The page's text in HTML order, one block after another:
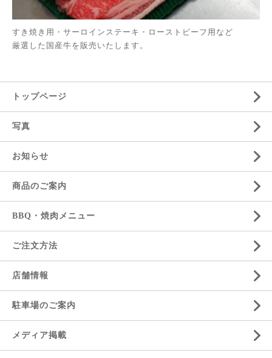
すき焼き用・サーロインステーキ・ローストビーフ用など
厳選した国産牛を販売いたします。
トップページ
写真
お知らせ
商品のご案内
BBQ・焼肉メニュー
ご注文方法
店舗情報
駐車場のご案内
メディア掲載